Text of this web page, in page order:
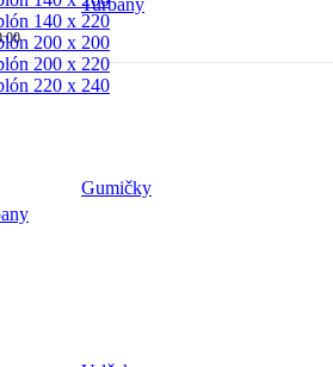
:00
Turbany
Gumičky
140 x 220
200 x 200
200 x 220
220 x 240